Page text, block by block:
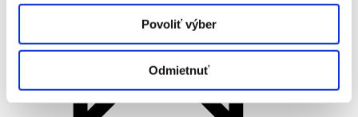
Povoliť výber
Odmietnuť
+ 421 2 68 230 800